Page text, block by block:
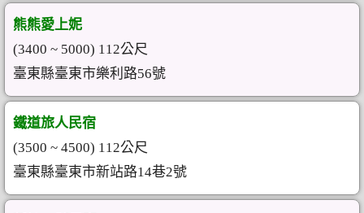
熊熊愛上妮
(3400 ~ 5000) 112公尺
臺東縣臺東市樂利路56號
鐵道旅人民宿
(3500 ~ 4500) 112公尺
臺東縣臺東市新站路14巷2號